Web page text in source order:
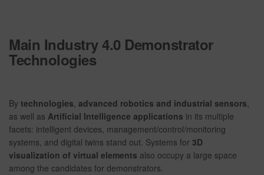
Main Industry 4.0 Demonstrator
Technologies
By technologies, advanced robotics and industrial sensors,
as well as Artificial Intelligence applications in its multiple
facets: intelligent devices, management/control/monitoring
systems, and digital twins stand out. Systems for 3D
visualization of virtual elements also occupy a large space
among the candidates for demonstrators.